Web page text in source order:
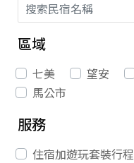
區域
七美 望安
馬公市
服務
住宿加遊玩套裝行程